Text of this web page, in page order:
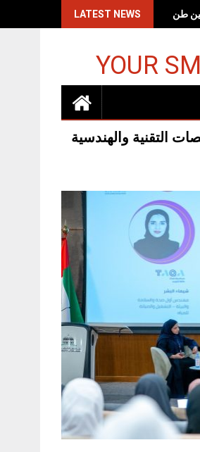
LATEST NEWS
YOUR
التقنية والهندسية